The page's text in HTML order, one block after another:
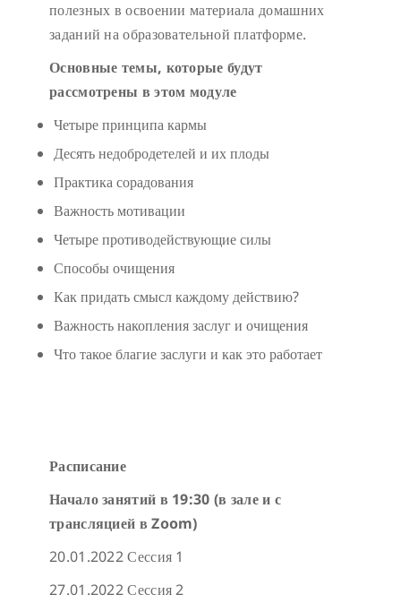
полезных в освоении материала домашних
заданий на образовательной платформе.
Основные темы, которые будут
рассмотрены в этом модуле
Четыре принципа кармы
Десять недобродетелей и их плоды
Практика сорадования
Важность мотивации
Четыре противодействующие силы
Способы очищения
Как придать смысл каждому действию?
Важность накопления заслуг и очищения
Что такое благие заслуги и как это работает
Расписание
Начало занятий в 19:30 (в зале и с
трансляцией вZoom)
20.01.2022 Сессия 1
27.01.2022 Сессия 2